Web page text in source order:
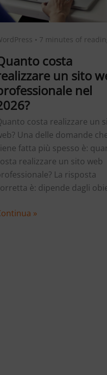
• 7 minutes of
costa
un sito
nel
costa realizzare un
Una delle domande
fatta più spesso è:
realizzare un sito web
La risposta
è: dipende dagli
»